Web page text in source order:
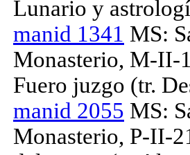
Lunario y
manid 1341 MS:
Monasterio, M-II-
Fuero juzgo (tr.
manid 2055 MS:
Monasterio, P-II-